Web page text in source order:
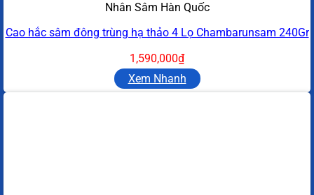
Nhân Sâm Hàn Quốc
Cao hắc sâm đông trùng hạ thảo 4 Lọ Chambarunsam 240Gr
1,590,000₫
Xem Nhanh